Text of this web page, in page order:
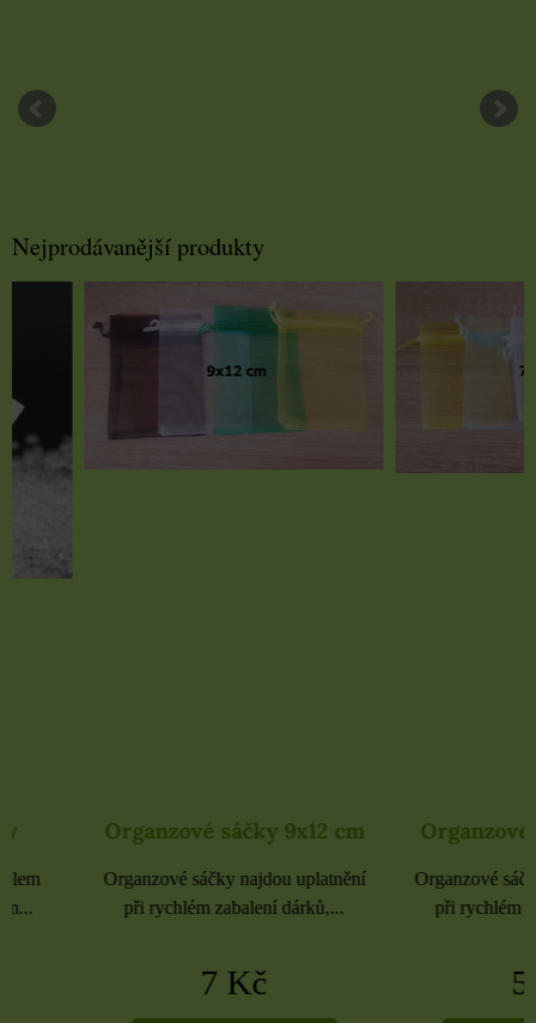
Nejprodávanější produkty
Organzové sáčky 9x12 cm
Organzové sáčky najdou uplatnění
při rychlém zabalení dárků,...
Organzové sáčky
Organzové sáčky najdou
při rychlém zabalení